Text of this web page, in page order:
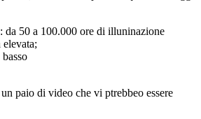
da 50 a 100.000 ore di illuninazione
paio di video che vi ptrebbeo essere